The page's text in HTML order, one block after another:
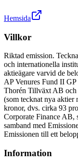
Hemsida
Villkor
Riktad emission.
och internationella
aktieägare varvid de
AP Venures Fund II
Thorén Tillväxt AB och
(som tecknat nya aktier
kronor, dvs. cirka 93
Corporate Finance AB,
samband med
Emissionen till ett
Information